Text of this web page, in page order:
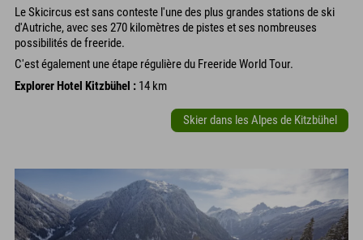
Le Skicircus est sans conteste l'une des plus grandes stations de ski
d'Autriche, avec ses 270 kilomètres de pistes et ses nombreuses
possibilités de freeride.
C'est également une étape régulière du Freeride World Tour.
Explorer Hotel Kitzbühel : 14 km
Skier dans les Alpes de Kitzbühel